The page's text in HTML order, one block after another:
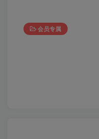
会员专属